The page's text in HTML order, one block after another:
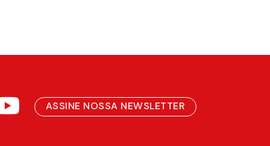
ASSINE NOSSA NEWSLETTER